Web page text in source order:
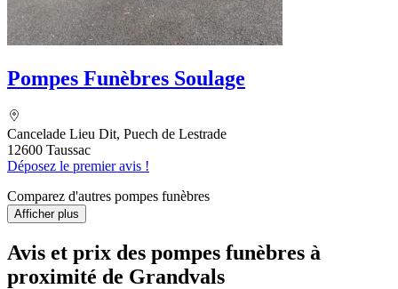
Pompes Funèbres Soulage
Cancelade Lieu Dit, Puech de Lestrade
12600 Taussac
Déposez le premier avis !
Comparez d'autres pompes funèbres
Afficher plus
Avis et prix des pompes funèbres à
proximité de Grandvals